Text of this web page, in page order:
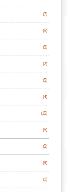
(7)
(5)
(5)
(2)
(5)
(4)
(15)
(5)
(5)
(9)
(1)